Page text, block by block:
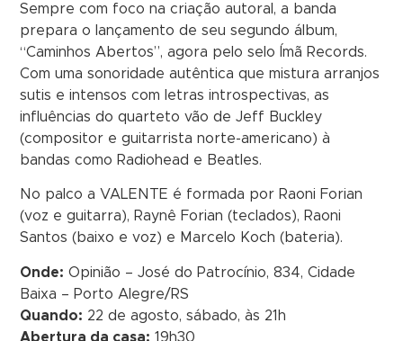
Sempre com foco na criação autoral, a banda
prepara o lançamento de seu segundo álbum,
“Caminhos Abertos”, agora pelo selo Ímã Records.
Com uma sonoridade autêntica que mistura arranjos
sutis e intensos com letras introspectivas, as
influências do quarteto vão de Jeff Buckley
(compositor e guitarrista norte-americano) à
bandas como Radiohead e Beatles.
No palco a VALENTE é formada por Raoni Forian
(voz e guitarra), Raynê Forian (teclados), Raoni
Santos (baixo e voz) e Marcelo Koch (bateria).
Onde: Opinião – José do Patrocínio, 834, Cidade
Baixa – Porto Alegre/RS
Quando: 22 de agosto, sábado, às 21h
Abertura da casa: 19h30